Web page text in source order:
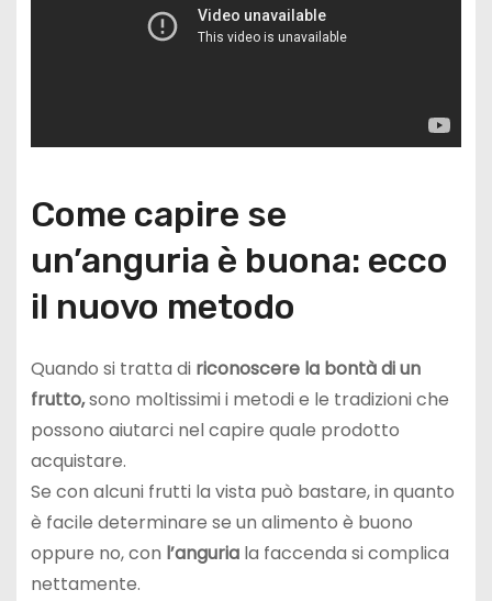
Come capire se
un’anguria è buona: ecco
il nuovo metodo
Quando si tratta di riconoscere la bontà di un
frutto,sono moltissimi i metodi e le tradizioni che
possono aiutarci nel capire quale prodotto
acquistare.
Se con alcuni frutti la vista può bastare, in quanto
è facile determinare se un alimento è buono
oppure no, con l’anguriala faccenda si complica
nettamente.